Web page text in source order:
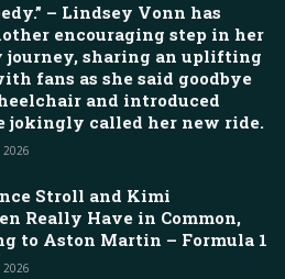
– Lindsey Vonn has
encouraging step in her
journey, sharing an uplifting
fans as she said goodbye
and introduced
jokingly called her new ride.
2026
Stroll and Kimi
Really Have in Common,
to Aston Martin – Formula 1
2026